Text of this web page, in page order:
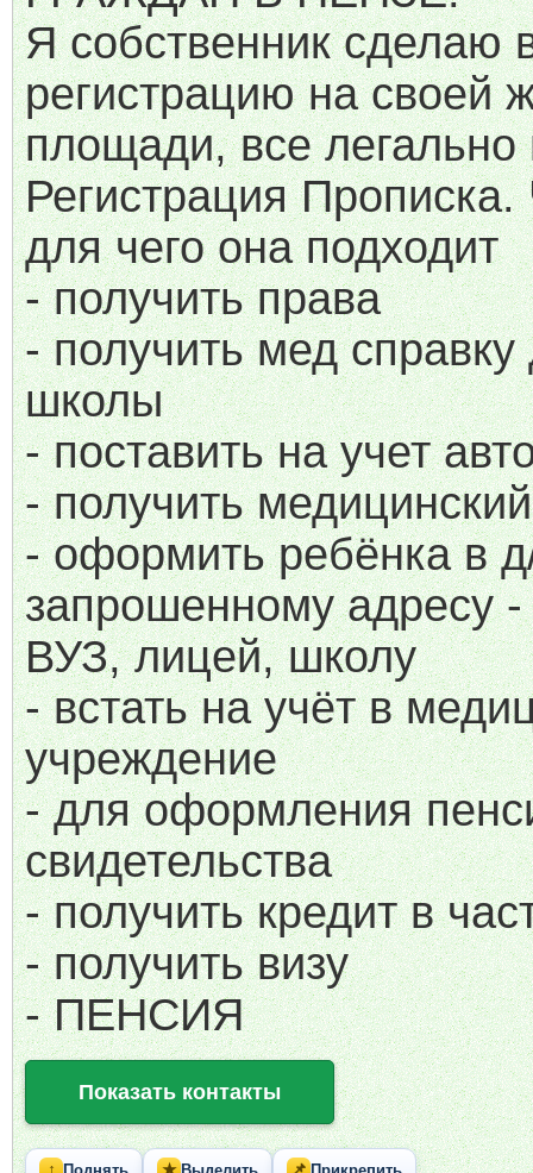
Я собственник сделаю
регистрацию на своей
площади, все легально
Регистрация Прописка.
для чего она подходит
- получить права
- получить мед справку
школы
- поставить на учет
- получить
- оформить ребёнка в
запрошенному адресу -
ВУЗ, лицей, школу
- встать на учёт в
учреждение
- для оформления
свидетельства
- получить кредит в
- получить визу
- ПЕНСИЯ
Показать контакты
Поднять Выделить Прикрепить